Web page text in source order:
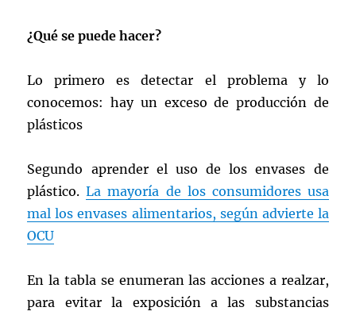
¿Qué se puede hacer?
Lo primero es detectar el problema y lo
conocemos: hay un exceso de producción de
plásticos
Segundo aprender el uso de los envases de
plástico.La mayoría de los consumidores usa
mal los envases alimentarios, según advierte la
OCU
En la tabla se enumeran las acciones a realzar,
para evitar la exposición a las substancias